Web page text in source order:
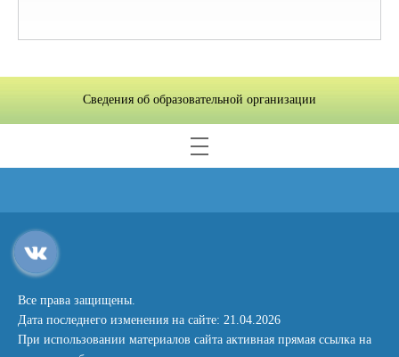
Сведения об образовательной организации
Все права защищены.
Дата последнего изменения на сайте: 21.04.2026
При использовании материалов сайта активная прямая ссылка на